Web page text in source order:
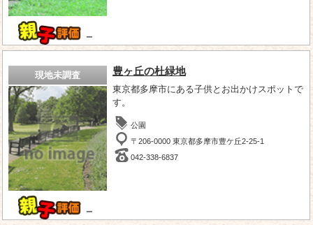
－
現地未調査
－
豊ヶ丘の杜緑地
東京都多摩市にある子供とお出かけスポットで
す。
公園
〒206-0000 東京都多摩市豊ケ丘2-25-1
042-338-6837